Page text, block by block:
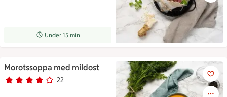
Receptet tar Under 15 min att tillaga
Under 15 min
Morotssoppa med mildost
Betyg 3.8 av 5. 22
22 personer har röstat
Morotssoppa med mildost